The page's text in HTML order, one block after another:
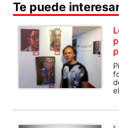
Te puede